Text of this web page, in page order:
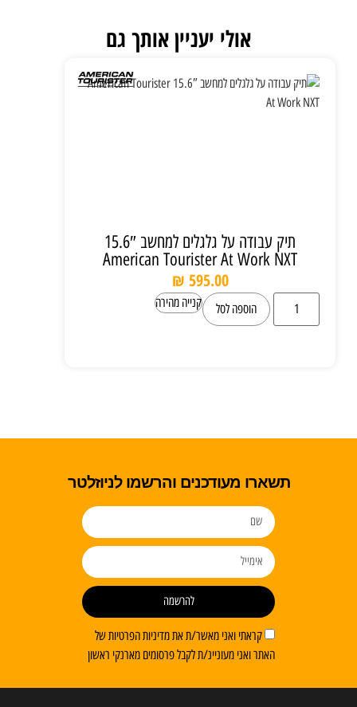
אולי יעניין אותך גם
תיק עבודה על גלגלים למחשב 15.6″
American Tourister At Work NXT
₪ 595.00
הוספה לסל קנייה מהירה
תשארו מעודכנים והרשמו לניוזלטר
קראתי ואני מאשר/ת את מדיניות הפרטיות של
האתר ואני מעוניינ/ת לקבל פרסומים מארנקי ראשון
להרשמה